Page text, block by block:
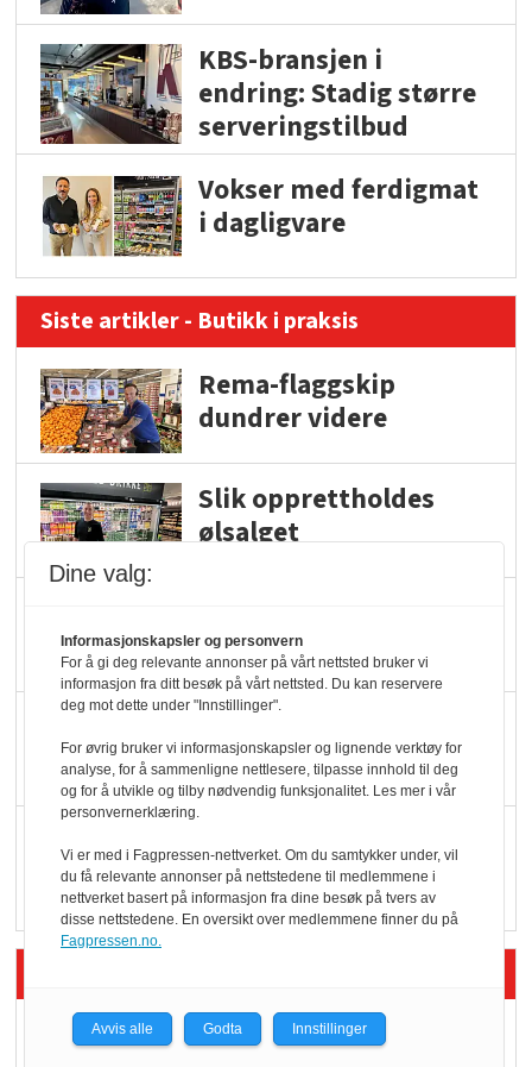
KBS-bransjen i
endring: Stadig større
serveringstilbud
Vokser med ferdigmat
i dagligvare
Siste artikler - Butikk i praksis
Rema-flaggskip
dundrer videre
Slik opprettholdes
ølsalget
hyller
Q passerte 1 milliard i
Rema i 2025
Kolonihagens norske
Dine valg:
Informasjonskapsler og personvern
For å gi deg relevante annonser på vårt nettsted bruker vi
informasjon fra ditt besøk på vårt nettsted. Du kan reservere
deg mot dette under "Innstillinger".
For øvrig bruker vi informasjonskapsler og lignende verktøy for
analyse, for å sammenligne nettlesere, tilpasse innhold til deg
og for å utvikle og tilby nødvendig funksjonalitet. Les mer i vår
personvernerklæring.
Vi er med i Fagpressen-nettverket. Om du samtykker under, vil
du få relevante annonser på nettstedene til medlemmene i
nettverket basert på informasjon fra dine besøk på tvers av
disse nettstedene. En oversikt over medlemmene finner du på
Fagpressen.no.
Avvis alle Godta Innstillinger